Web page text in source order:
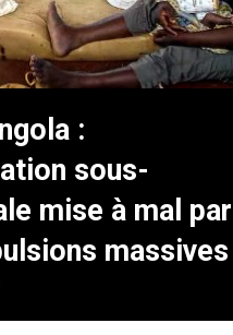
:
sous-
mise à mal par
massives